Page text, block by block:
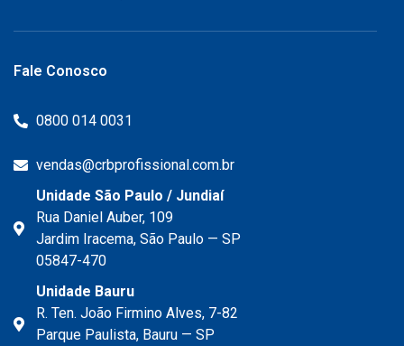
Fale Conosco
0800 014 0031
vendas@crbprofissional.com.br
Unidade São Paulo / Jundiaí
Rua Daniel Auber, 109
Jardim Iracema, São Paulo — SP
05847-470
Unidade Bauru
R. Ten. João Firmino Alves, 7-82
Parque Paulista, Bauru — SP